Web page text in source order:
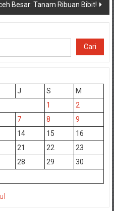
Besar: Tanam Ribuan Bibit!
Cari
J S
M
1
2
7 8
9
14 15
16
21 22
23
28 29
30